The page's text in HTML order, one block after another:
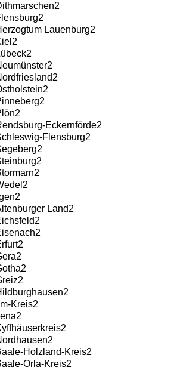
2
2
Lauenburg2
2
2
2
2
2
2
2
Eckernförde2
Flensburg2
2
2
2
2
2
Land2
2
2
2
2
2
2
2
Ilm-Kreis2
2
2
2
Holzland-Kreis2
Orla-Kreis2